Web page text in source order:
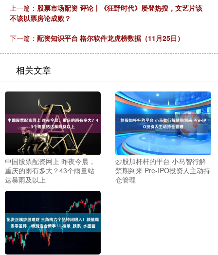
上一篇： 股票市场配资 评论丨《狂野时代》屡登热搜，文艺片该
不该以票房论成败？
下一篇： 配资知识平台 格尔软件龙虎榜数据（11月25日）
相关文章
中国股票配资网上 昨夜今晨，
重庆的雨有多大？43个雨量站
达暴雨及以上
炒股加杆杆的平台 小马智行解
禁期到来 Pre-IPO投资人主动持
仓管理